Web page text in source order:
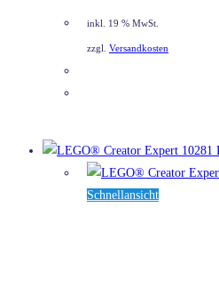
inkl. 19 % MwSt.
zzgl. Versandkosten
Schnellansicht